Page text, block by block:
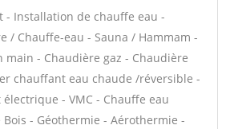
- Installation de chauffe eau -
/ Chauffe-eau - Sauna / Hammam -
main - Chaudière gaz - Chaudière
chauffant eau chaude /réversible -
- VMC - Chauffe eau
- Géothermie - Aérothermie -